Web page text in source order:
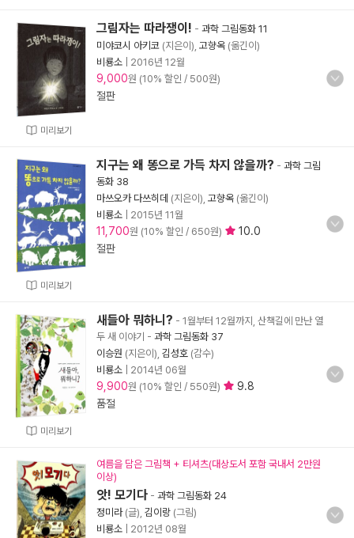
미리보기
그림자는 따라쟁이! - 과학 그림동화 11
미야코시 아키코 (지은이), 고향옥 (옮긴이)
비룡소
2016년 12월
9,000원 (10% 할인 / 500원)
절판
미리보기
지구는 왜 똥으로 가득 차지 않을까? - 과학 그림
동화 38
마쓰오카 다쓰히데 (지은이), 고향옥 (옮긴이)
비룡소
2015년 11월
11,700원 (10% 할인 / 650원)
10.0
절판
미리보기
새들아 뭐하니? - 1월부터 12월까지, 산책길에 만난 열
두 새 이야기 - 과학 그림동화 37
이승원 (지은이), 김성호 (감수)
비룡소
2014년 06월
9,900원 (10% 할인 / 550원)
9.8
품절
여름을 담은 그림책 + 티셔츠(대상도서 포함 국내서 2만원
이상)
앗! 모기다 - 과학 그림동화 24
정미라(글), 김이랑 (그림)
비룡소
2012년 08월